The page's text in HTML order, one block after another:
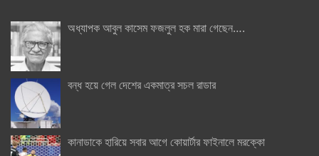
অধ্যাপক আবুল কাসেম ফজলুল হক মারা গেছেন….
বন্ধ হয়ে গেল দেশের একমাত্র সচল রাডার
কানাডাকে হারিয়ে সবার আগে কোয়ার্টার ফাইনালে মরক্কো